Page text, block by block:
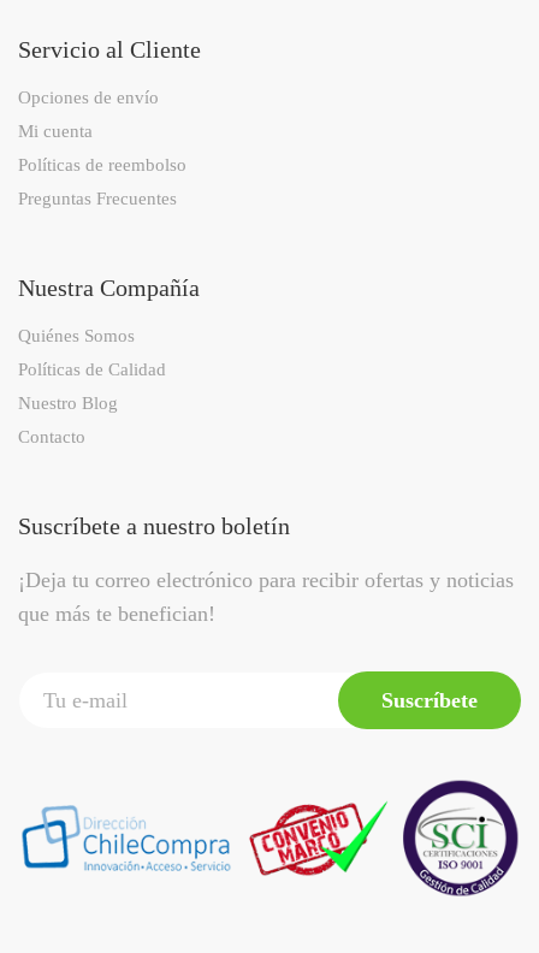
Servicio al Cliente
Opciones de envío
Mi cuenta
Políticas de reembolso
Preguntas Frecuentes
Nuestra Compañía
Quiénes Somos
Políticas de Calidad
Nuestro Blog
Contacto
Suscríbete a nuestro boletín
¡Deja tu correo electrónico para recibir ofertas y noticias
que más te benefician!
Suscríbete